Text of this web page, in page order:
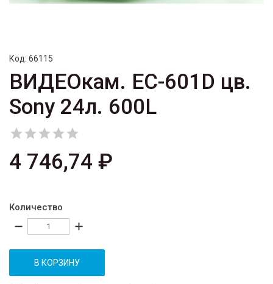
Код: 66115
ВИДЕОкам. EC-601D цв.
Sony 24л. 600L

4 746,74 ₽
Количество
remove add
В КОРЗИНУ